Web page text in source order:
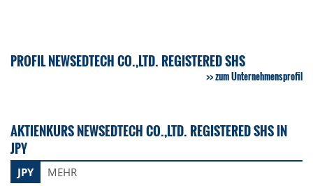
PROFIL NEWSEDTECH CO.,LTD. REGISTERED SHS
zum Unternehmensprofil
AKTIENKURS NEWSEDTECH CO.,LTD. REGISTERED SHS IN
JPY
JPY MEHR